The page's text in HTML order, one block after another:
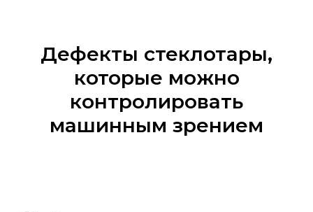
Дефекты стеклотары,
которые можно
контролировать
машинным зрением